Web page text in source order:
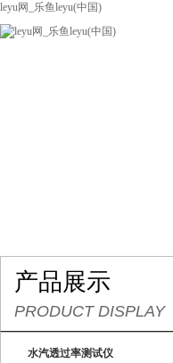
leyu网_乐鱼leyu(中国)
产品展示
PRODUCT DISPLAY
水汽透过率测试仪